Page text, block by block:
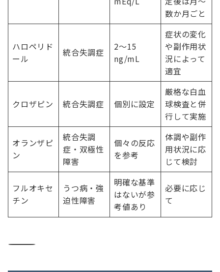
数か月ごと
ハロペリド
ール
統合失調症
2〜15
ng/mL
症状の変化
や副作用状
況によって
適宜
クロザピン 統合失調症 個別に設定
厳格な白血
球検査と併
行して実施
オランザピ
ン
統合失調
症・双極性
障害
個々の反応
を参考
体調や副作
用状況に応
じて検討
フルオキセ
チン
うつ病・強
迫性障害
明確な基準
はないが参
考値あり
必要に応じ
て
――――――――――――――――――――――――――――――――――――――